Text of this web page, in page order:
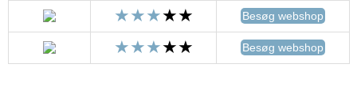
Besøg webshop
Besøg webshop